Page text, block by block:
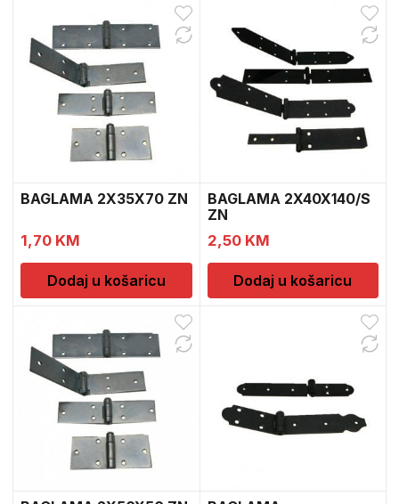
BAGLAMA 2X35X70 ZN
1,70 KM
Dodaj u košaricu
BAGLAMA 2X40X140/S
ZN
2,50 KM
Dodaj u košaricu